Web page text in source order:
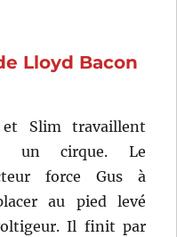
Lloyd Bacon
et Slim travaillent
un cirque. Le
force Gus à
au pied levé
Il finit par